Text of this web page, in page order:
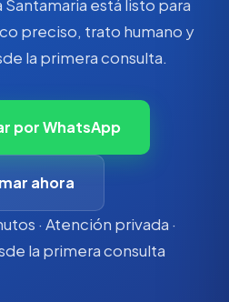
Santamaria está listo para
preciso, trato humano y
la primera consulta.
por WhatsApp
ahora
· Atención privada ·
la primera consulta